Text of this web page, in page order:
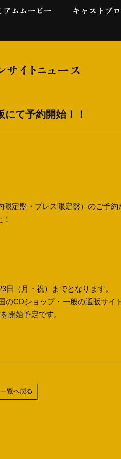
アムムービー キャストブ
サイトニュース
て予約開始！！
定盤・プレス限定盤）のご予約
（月・祝）までとなります。
のCDショップ・一般の通販サイ
開始予定です。
一覧へ戻る